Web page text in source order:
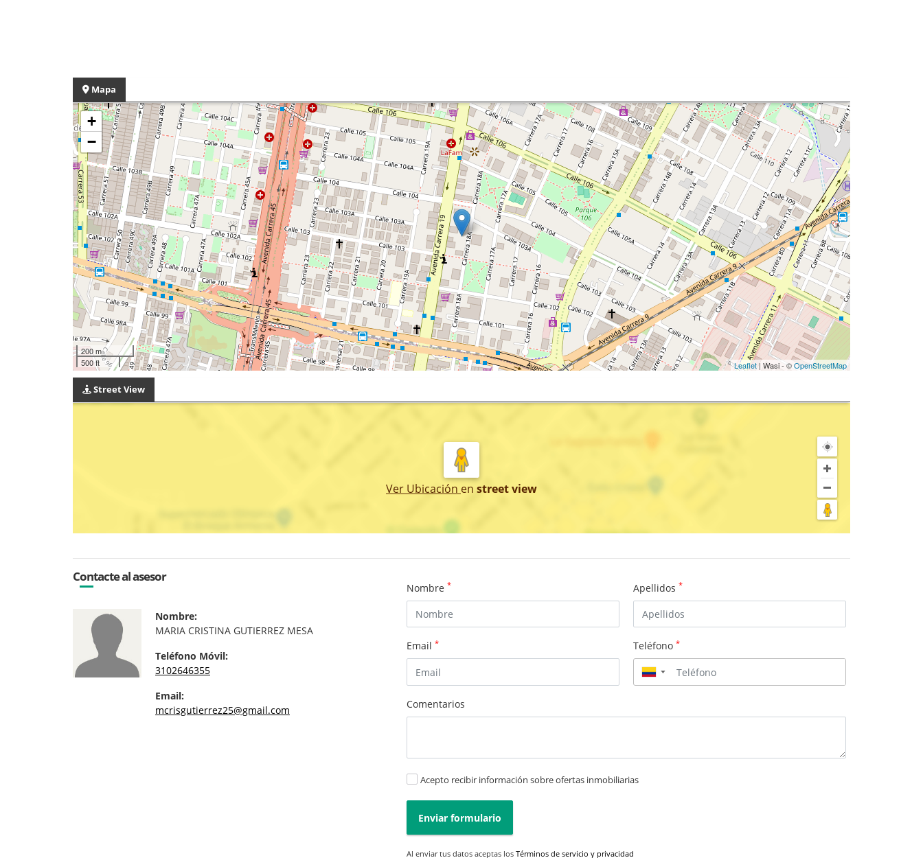
Mapa
+
−
200 m
500 ft
Leaflet | Wasi - ©OpenStreetMap
Street View
Ver Ubicación en street view
Contacte al asesor
Nombre:
MARIA CRISTINA GUTIERREZ MESA
Teléfono Móvil:
3102646355
Email:
mcrisgutierrez25@gmail.com
Nombre * Apellidos *
Email * Teléfono *
▼
Comentarios
Acepto recibir información sobre ofertas inmobiliarias
Enviar formulario
Al enviar tus datos aceptas los Términos de servicio y privacidad